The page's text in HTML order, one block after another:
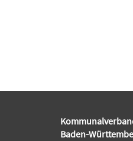
Baden-